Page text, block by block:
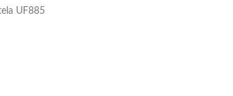
UF885